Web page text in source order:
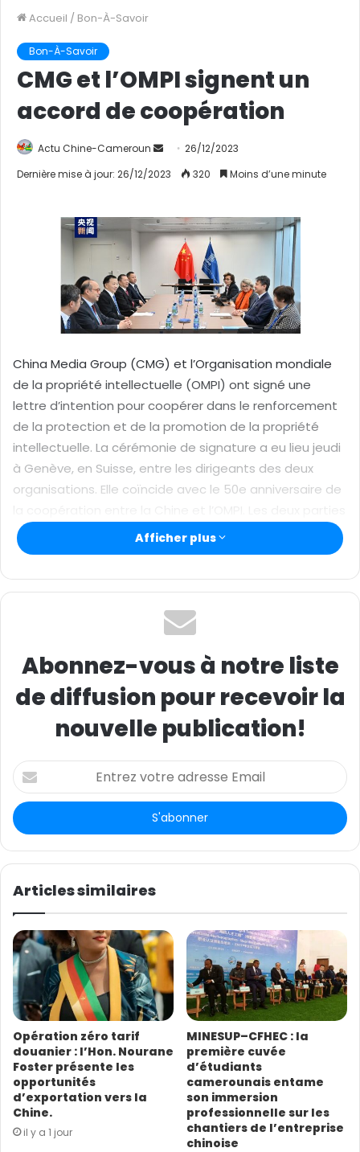
Accueil / Bon-À-Savoir
Bon-À-Savoir
CMG et l’OMPI signent un
accord de coopération
Actu Chine-Cameroun
n
y
u
c
u
r
e
26/12/2023
Dernière mise à jour: 26/12/2023
320 Moins d’une minute
China Media Group (CMG) et l’Organisation mondiale
de la propriété intellectuelle (OMPI) ont signé une
lettre d’intention pour coopérer dans le renforcement
de la protection et de la promotion de la propriété
intellectuelle. La cérémonie de signature a eu lieu jeudi
à Genève, en Suisse, entre les dirigeants des deux
organisations. Elle coïncide avec le 50e anniversaire de
ont exprimé leur volonté d’organiser des échanges
internationaux, de relever les défis posés par les
de propriété intellectuelle équitable à l’échelle
Texte : CGTN Français
Afficher plus
Abonnez-vous à notre liste
de diffusion pour recevoir la
nouvelle publication!
E
n
r
e
z
o
r
e
a
d
r
e
s
s
e
E
m
a
l
Articles similaires
Opération zéro tarif
douanier : l’Hon. Nourane
Foster présente les
opportunités
d’exportation vers la
Chine.
il y a 1 jour
MINESUP–CFHEC : la
première cuvée
d’étudiants
camerounais entame
son immersion
professionnelle sur les
chantiers de l’entreprise
chinoise